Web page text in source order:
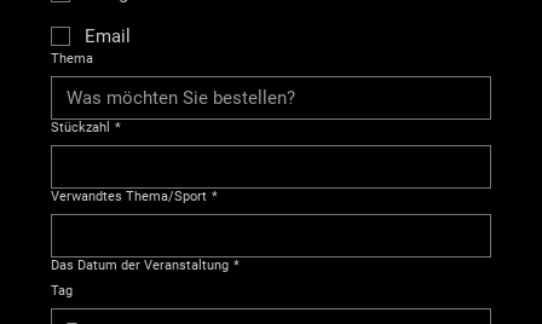
Email
Thema
Stückzahl *
Verwandtes Thema/Sport *
Das Datum der Veranstaltung *
Tag